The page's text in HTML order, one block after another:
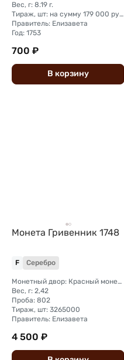
Вес, г: 8.19 г.
Тираж, шт: на сумму 179 000 рублей
Правитель: Елизавета
Год: 1753
700 ₽
В корзину
Монета Гривенник 1748
F Серебро
Монетный двор: Красный монетный двор (Москва)
Вес, г: 2,42
Проба: 802
Тираж, шт: 3265000
Правитель: Елизавета
4 500 ₽